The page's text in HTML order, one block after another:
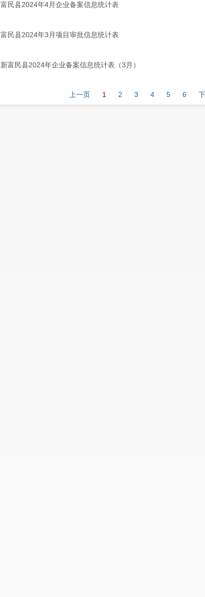
富民县2024年4月企业备案信息统计表
富民县2024年3月项目审批信息统计表
新富民县2024年企业备案信息统计表（3月）
上一页 1 2 3 4 5 6